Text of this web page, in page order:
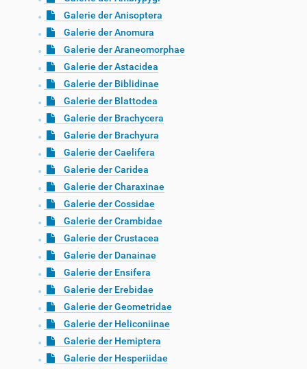
Galerie der Anisoptera
Galerie der Anomura
Galerie der Araneomorphae
Galerie der Astacidea
Galerie der Biblidinae
Galerie der Blattodea
Galerie der Brachycera
Galerie der Brachyura
Galerie der Caelifera
Galerie der Caridea
Galerie der Charaxinae
Galerie der Cossidae
Galerie der Crambidae
Galerie der Crustacea
Galerie der Danainae
Galerie der Ensifera
Galerie der Erebidae
Galerie der Geometridae
Galerie der Heliconiinae
Galerie der Hemiptera
Galerie der Hesperiidae